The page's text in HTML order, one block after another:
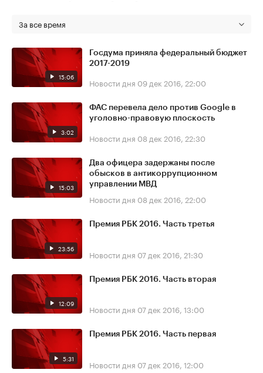
За все время
15:06
Госдума приняла федеральный бюджет
2017-2019
Новости дня 09 дек 2016, 22:00
3:02
ФАС перевела дело против Google в
уголовно-правовую плоскость
Новости дня 08 дек 2016, 22:30
15:03
Два офицера задержаны после
обысков в антикоррупционном
управлении МВД
Новости дня 08 дек 2016, 22:00
23:56
Премия РБК 2016. Часть третья
Новости дня 07 дек 2016, 21:30
12:09
Премия РБК 2016. Часть вторая
Новости дня 07 дек 2016, 13:00
5:31
Премия РБК 2016. Часть первая
Новости дня 07 дек 2016, 12:00